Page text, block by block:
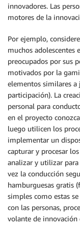
innovadores. Las
motores de la
Por ejemplo,
muchos adolescentes
preocupados por sus
motivados por la
elementos similares
participación). La
personal para
en el proyecto
luego utilicen los
implementar un
capturar y procesar
analizar y utilizar
vez la conducción
hamburguesas gratis
simples como estas
con las personas,
volante de